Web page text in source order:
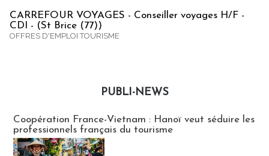
CARREFOUR VOYAGES - Conseiller voyages H/F -
CDI - (St Brice (77))
OFFRES D'EMPLOI TOURISME
PUBLI-NEWS
Coopération France-Vietnam : Hanoï veut séduire les
professionnels français du tourisme